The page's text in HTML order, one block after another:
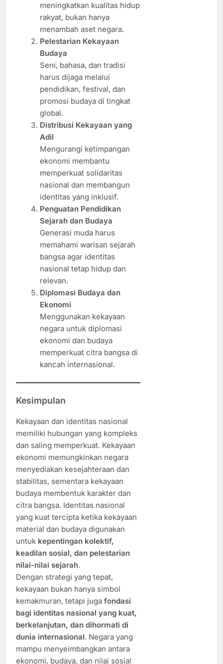
meningkatkan kualitas hidup
rakyat, bukan hanya
menambah aset negara.
Pelestarian Kekayaan
Budaya
Seni, bahasa, dan tradisi
harus dijaga melalui
pendidikan, festival, dan
promosi budaya di tingkat
global.
Distribusi Kekayaan yang
Adil
Mengurangi ketimpangan
ekonomi membantu
memperkuat solidaritas
nasional dan membangun
identitas yang inklusif.
Penguatan Pendidikan
Sejarah dan Budaya
Generasi muda harus
memahami warisan sejarah
bangsa agar identitas
nasional tetap hidup dan
relevan.
Diplomasi Budaya dan
Ekonomi
Menggunakan kekayaan
negara untuk diplomasi
ekonomi dan budaya
memperkuat citra bangsa di
kancah internasional.
Kesimpulan
Kekayaan dan identitas nasional
memiliki hubungan yang kompleks
dan saling memperkuat. Kekayaan
ekonomi memungkinkan negara
menyediakan kesejahteraan dan
stabilitas, sementara kekayaan
budaya membentuk karakter dan
citra bangsa. Identitas nasional
yang kuat tercipta ketika kekayaan
material dan budaya digunakan
untuk kepentingan kolektif,
keadilan sosial, dan pelestarian
nilai-nilai sejarah.
Dengan strategi yang tepat,
kekayaan bukan hanya simbol
kemakmuran, tetapi juga fondasi
bagi identitas nasional yang kuat,
berkelanjutan, dan dihormati di
dunia internasional. Negara yang
mampu menyeimbangkan antara
ekonomi, budaya, dan nilai sosial